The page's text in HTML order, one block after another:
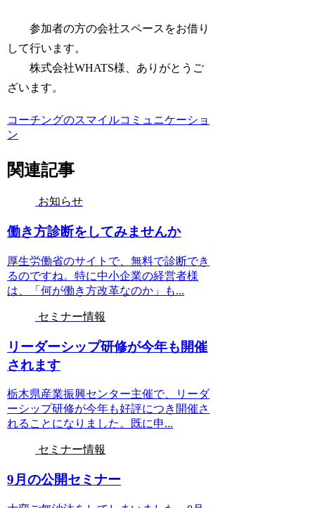
参加者の方の会社スペースをお借り
して行います。
株式会社WHATS様、ありがとうご
ざいます。
コーチングのスマイルコミュニケーショ
ン
関連記事
お知らせ
働き方診断をしてみませんか
厚生労働省のサイトで、無料で診断でき
るのですね。特に中小企業の経営者様
は、「何が働き方改革なのか」も...
セミナー情報
リーダーシップ研修が今年も開催
されます
栃木県産業振興センター主催で、リーダ
ーシップ研修が今年も好評につき開催さ
れることになりました。既に申...
セミナー情報
9月の公開セミナー